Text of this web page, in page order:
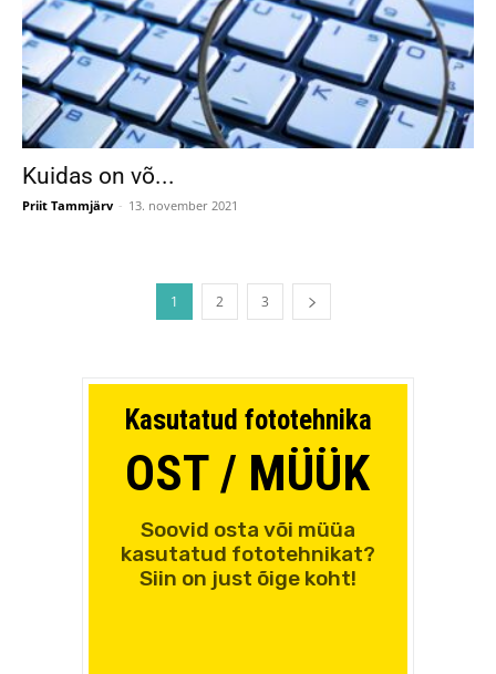
Kuidas on võ...
Priit Tammjärv - 13. november 2021
1 2 3